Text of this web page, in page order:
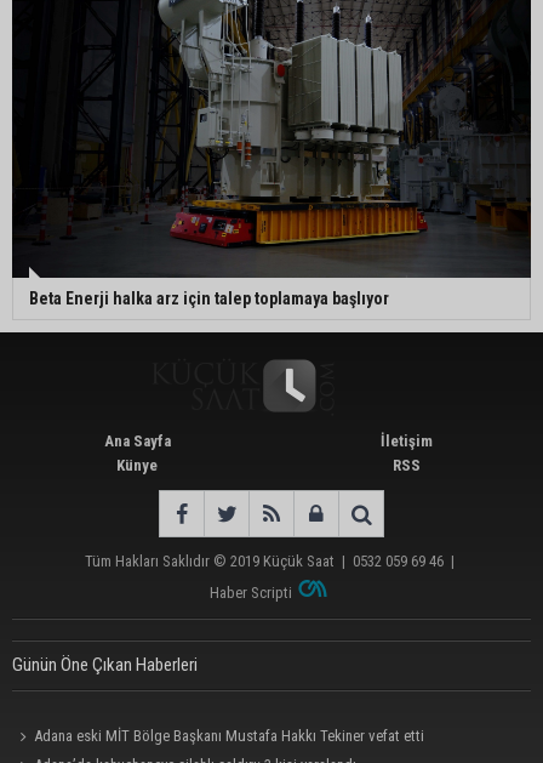
Beta Enerji halka arz için talep toplamaya başlıyor
Ana Sayfa
Künye
İletişim
RSS
Tüm Hakları Saklıdır © 2019 Küçük Saat | 0532 059 69 46 |
Haber Scripti
Günün Öne Çıkan Haberleri
Adana eski MİT Bölge Başkanı Mustafa Hakkı Tekiner vefat etti